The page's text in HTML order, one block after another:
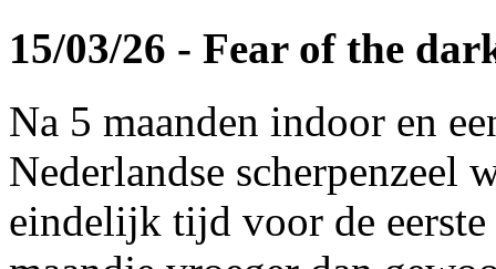
15/03/26 - Fear of the
Na 5 maanden indoor en
Nederlandse scherpenzeel
eindelijk tijd voor de